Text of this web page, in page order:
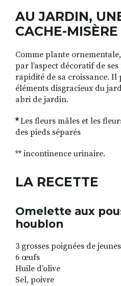
AU JARDIN,
CACHE-MISÈRE
Comme plante
par l’aspect décoratif de
rapidité de sa croissance. Il
éléments disgracieux du
abri de jardin.
*Les fleurs mâles et les
des pieds séparés
** incontinence urinaire.
LA RECETTE
Omelette aux
houblon
3 grosses poignées de
6 œufs
Huile d’olive
Sel, poivre